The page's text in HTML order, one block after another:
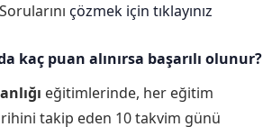
çözmek için tıklayınız
kaç puan alınırsa başarılı olunur?
eğitimlerinde, her eğitim
takip eden 10 takvim günü